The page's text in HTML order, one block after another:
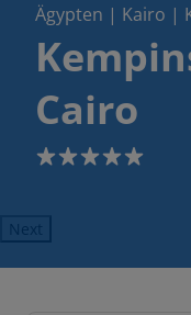
Ägypten | Kairo |
Cairo
5
Next